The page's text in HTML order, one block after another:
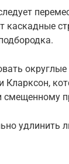
каскадные
смещенному
удлинить